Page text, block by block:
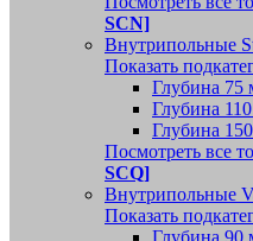
SCN]
Внутрипольные
Показать
Глубина 75
Глубина
Глубина
Посмотреть все
SCQ]
Внутрипольные
Показать
Глубина 90